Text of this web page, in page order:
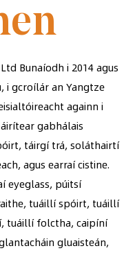
Bunaíodh i 2014 agus
i gcroílár an Yangtze
againn i
gabhálais
táirgí trá, soláthairtí
agus earraí cistine.
eyeglass, púitsí
tuáillí spóirt, tuáillí
tuáillí folctha, caipíní
gluaisteán,